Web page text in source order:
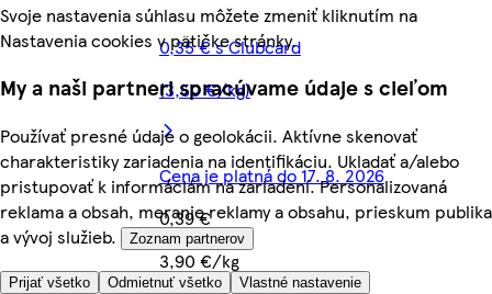
Svoje nastavenia súhlasu môžete zmeniť kliknutím na
Nastavenia cookies v pätičke stránky.
My a naši partneri spracúvame údaje s cieľom
Používať presné údaje o geolokácii. Aktívne skenovať
charakteristiky zariadenia na identifikáciu. Ukladať a/alebo
pristupovať k informáciám na zariadení. Personalizovaná
reklama a obsah, meranie reklamy a obsahu, prieskum publika
a vývoj služieb.
Zoznam partnerov
Prijať všetko Odmietnuť všetko Vlastné nastavenie
0,35 € s Clubcard
(3,50 €/kg)
Cena je platná do 17. 8. 2026
0,39 €
3,90 €/kg